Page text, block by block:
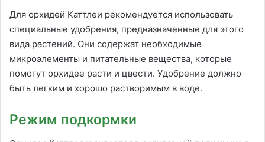
Для орхидей Каттлеи рекомендуется использовать
специальные удобрения, предназначенные для этого
вида растений. Они содержат необходимые
микроэлементы и питательные вещества, которые
помогут орхидее расти и цвести. Удобрение должно
быть легким и хорошо растворимым в воде.
Режим подкормки